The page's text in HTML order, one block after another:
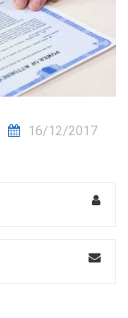
16/12/2017